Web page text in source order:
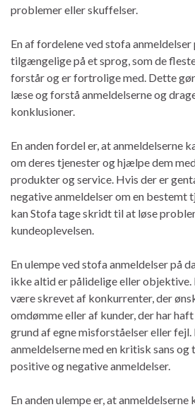
problemer eller skuffelser.
En af fordelene ved stofa anmeldelser
tilgængelige på et sprog, som de
forstår og er fortrolige med. Dette
læse og forstå anmeldelserne og
konklusioner.
En anden fordel er, at anmeldelserne
om deres tjenester og hjælpe dem
produkter og service. Hvis der er
negative anmeldelser om en bestemt
kan Stofa tage skridt til at løse
kundeoplevelsen.
En ulempe ved stofa anmeldelser på
ikke altid er pålidelige eller objektive.
være skrevet af konkurrenter, der
omdømme eller af kunder, der har
grund af egne misforståelser eller
anmeldelserne med en kritisk sans og
positive og negative anmeldelser.
En anden ulempe er, at